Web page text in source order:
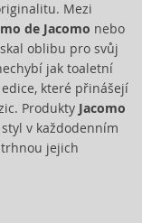
Mezi
de Jacomo nebo
oblibu pro svůj
jak toaletní
které přinášejí
Produkty Jacomo
v každodenním
jejich